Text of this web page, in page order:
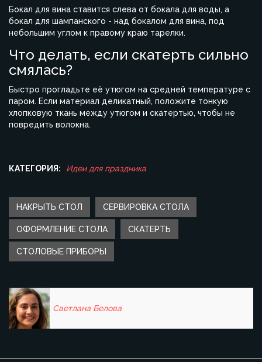
Бокал для вина ставится слева от бокала для воды, а
бокал для шампанского - над бокалом для вина, под
небольшим углом к правому краю тарелки.
Что делать, если скатерть сильно
смялась?
Быстро прогладьте её утюгом на средней температуре с
паром. Если материал деликатный, положите тонкую
хлопковую ткань между утюгом и скатертью, чтобы не
повредить волокна.
КАТЕГОРИЯ: Идеи для праздника
НАКРЫТЬ СТОЛ СЕРВИРОВКА СТОЛА
ОФОРМЛЕНИЕ СТОЛА СКАТЕРТЬ
СТОЛОВЫЕ ПРИБОРЫ
Светлана Белова